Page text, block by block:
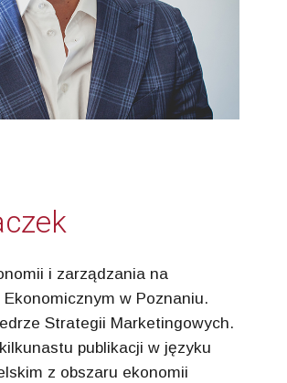
i zarządzania na
w Poznaniu.
Strategii Marketingowych.
publikacji w języku
z obszaru ekonomii